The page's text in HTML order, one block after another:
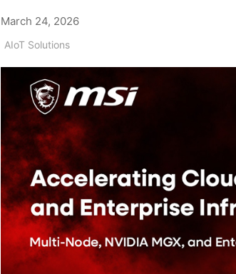
March 24, 2026
AIoT Solutions